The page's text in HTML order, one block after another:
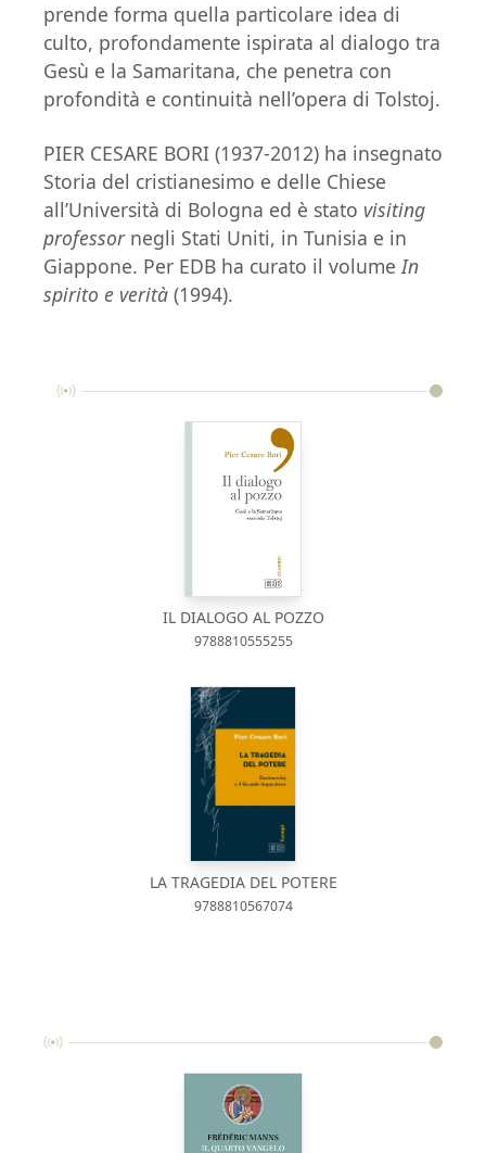
prende forma quella particolare idea di
culto, profondamente ispirata al dialogo tra
Gesù e la Samaritana, che penetra con
profondità e continuità nell’opera di Tolstoj.
PIER CESARE BORI (1937-2012) ha insegnato
Storia del cristianesimo e delle Chiese
all’Università di Bologna ed è stato visiting
professornegli Stati Uniti, in Tunisia e in
Giappone. Per EDB ha curato il volumeIn
spirito e verità (1994).
IL DIALOGO AL POZZO
9788810555255
LA TRAGEDIA DEL POTERE
9788810567074